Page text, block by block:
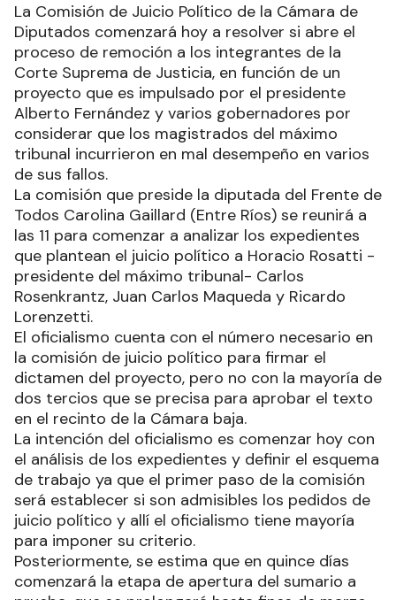
La Comisión de Juicio Político de la Cámara de
Diputados comenzará hoy a resolver si abre el
proceso de remoción a los integrantes de la
Corte Suprema de Justicia, en función de un
proyecto que es impulsado por el presidente
Alberto Fernández y varios gobernadores por
considerar que los magistrados del máximo
tribunal incurrieron en mal desempeño en varios
de sus fallos.
La comisión que preside la diputada del Frente de
Todos Carolina Gaillard (Entre Ríos) se reunirá a
las 11 para comenzar a analizar los expedientes
que plantean el juicio político a Horacio Rosatti -
presidente del máximo tribunal- Carlos
Rosenkrantz, Juan Carlos Maqueda y Ricardo
Lorenzetti.
El oficialismo cuenta con el número necesario en
la comisión de juicio político para firmar el
dictamen del proyecto, pero no con la mayoría de
dos tercios que se precisa para aprobar el texto
en el recinto de la Cámara baja.
La intención del oficialismo es comenzar hoy con
el análisis de los expedientes y definir el esquema
de trabajo ya que el primer paso de la comisión
será establecer si son admisibles los pedidos de
juicio político y allí el oficialismo tiene mayoría
para imponer su criterio.
Posteriormente, se estima que en quince días
comenzará la etapa de apertura del sumario a